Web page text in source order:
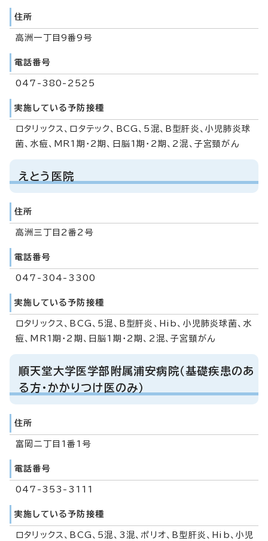
住所
高洲一丁目9番9号
電話番号
047-380-2525
実施している予防接種
ロタリックス、ロタテック、BCG、5混、B型肝炎、小児肺炎球
菌、水痘、MR1期・2期、日脳1期・2期、2混、子宮頸がん
えとう医院
住所
高洲三丁目2番2号
電話番号
047-304-3300
実施している予防接種
ロタリックス、BCG、5混、B型肝炎、Hib、小児肺炎球菌、水
痘、MR1期・2期、日脳1期・2期、2混、子宮頸がん
順天堂大学医学部附属浦安病院（基礎疾患のあ
る方・かかりつけ医のみ）
住所
富岡二丁目1番1号
電話番号
047-353-3111
実施している予防接種
ロタリックス、BCG、5混、3混、ポリオ、B型肝炎、Hib、小児